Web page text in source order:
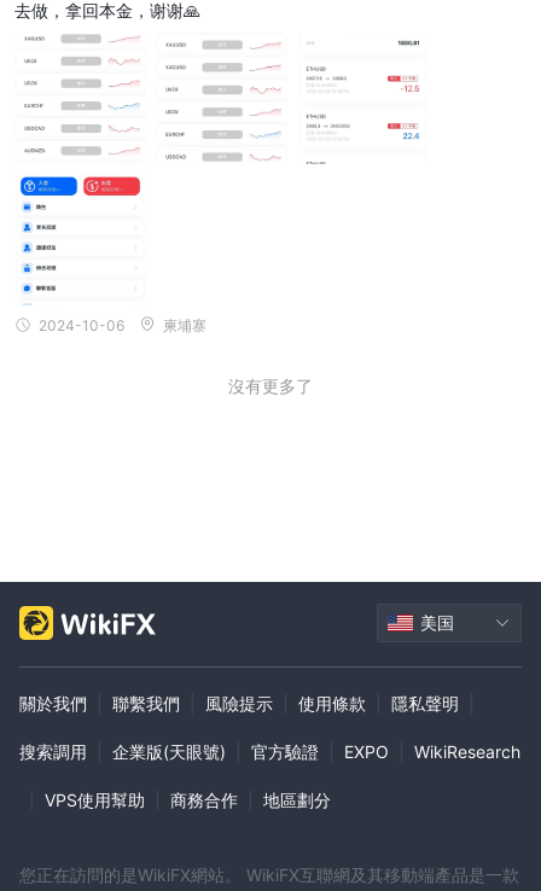
去做，拿回本金，谢谢🙏
2024-10-06 柬埔寨
沒有更多了
美国
關於我們 聯繫我們 風險提示 使用條款 隱私聲明
搜索調用 企業版(天眼號) 官方驗證 EXPO WikiResearch
VPS使用幫助 商務合作 地區劃分
您正在訪問的是WikiFX網站。 WikiFX互聯網及其移動端產品是一款